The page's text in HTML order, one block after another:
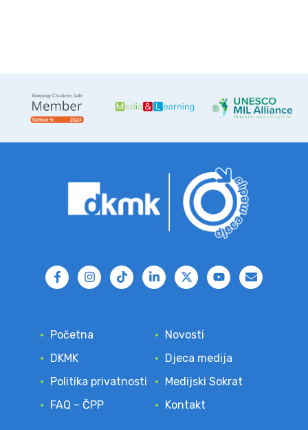
Početna
Novosti
DKMK
Djeca medija
Politika privatnosti
Medijski Sokrat
FAQ – ČPP
Kontakt